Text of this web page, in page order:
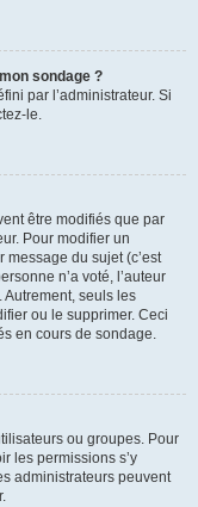
sondage ?
par l’administrateur. Si
le.
être modifiés que par
Pour modifier un
message du sujet (c’est
n’a voté, l’auteur
seuls les
ou le supprimer. Ceci
en cours de sondage.
ou groupes. Pour
les permissions s’y
administrateurs peuvent